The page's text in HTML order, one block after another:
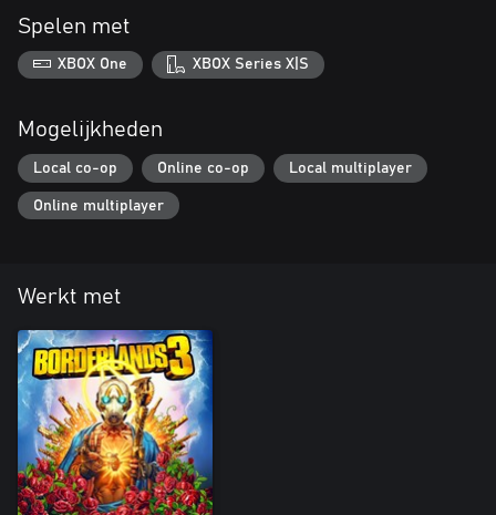
Spelen met
XBOX One XBOX Series X|S
Mogelijkheden
Local co-op Online co-op Local multiplayer
Online multiplayer
Werkt met